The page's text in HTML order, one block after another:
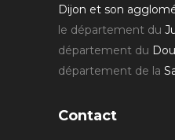
Dijon et son
le département du
département du
département de la
Contact